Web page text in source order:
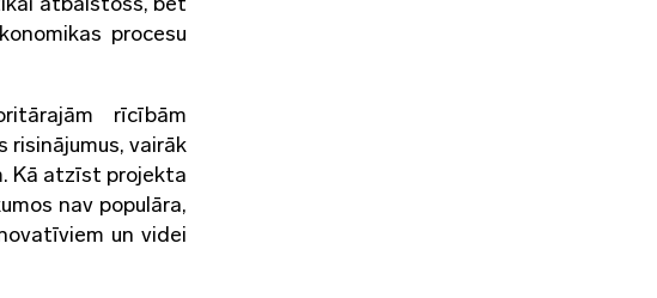
procesu
rīcībām
vairāk
Kā atzīst projekta
nav populāra,
un videi